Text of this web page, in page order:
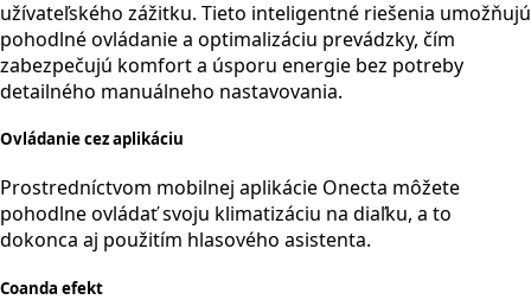
užívateľského zážitku. Tieto inteligentné riešenia umožňujú
pohodlné ovládanie a optimalizáciu prevádzky, čím
zabezpečujú komfort a úsporu energie bez potreby
detailného manuálneho nastavovania.
Ovládanie cez aplikáciu
Prostredníctvom mobilnej aplikácie Onecta môžete
pohodlne ovládať svoju klimatizáciu na diaľku, a to
dokonca aj použitím hlasového asistenta.
Coanda efekt